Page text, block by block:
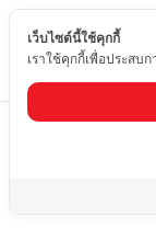
เว็บไซต์นี้ใช้คุกกี้
เราใช้คุกกี้เพื่อประสบ